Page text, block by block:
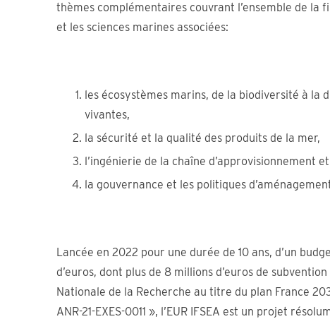
thèmes complémentaires couvrant l’ensemble de la
et les sciences marines associées:
les écosystèmes marins, de la biodiversité à la
vivantes,
la sécurité et la qualité des produits de la mer,
l’ingénierie de la chaîne d’approvisionnement
la gouvernance et les politiques
Lancée en 2022 pour une durée de 10 ans, d’un
d’euros, dont plus de 8 millions d’euros de
Nationale de la Recherche au titre du plan France
ANR-21-EXES-0011 », l’EUR IFSEA est un projet